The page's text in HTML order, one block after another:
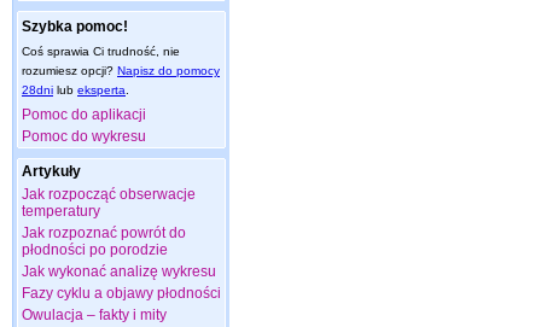
Szybka pomoc!
Coś sprawia Ci trudność, nie
rozumiesz opcji? Napisz do pomocy
28dni lub eksperta
Pomoc do aplikacji
Pomoc do wykresu
Artykuły
Jak rozpocząć obserwacje
temperatury
Jak rozpoznać powrót do
płodności po porodzie
Jak wykonać analizę wykresu
Fazy cyklu a objawy płodności
Owulacja – fakty i mity